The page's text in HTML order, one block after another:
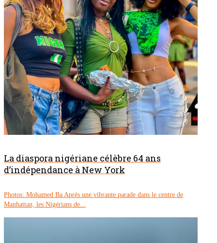
La diaspora nigériane célèbre 64 ans
d’indépendance à New York
Photos: Mohamed Ba Après une vibrante parade dans le centre de
Manhattan, les Nigérians de...